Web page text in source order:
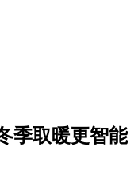
季取暖更智能